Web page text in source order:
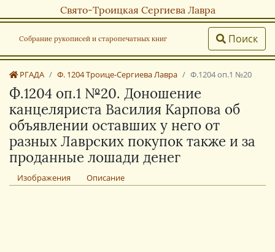
Свято-Троицкая Сергиева Лавра
Собрание рукописей и старопечатных книг Поиск
РГАДА Ф. 1204 Троице-Сергиева Лавра Ф.1204 оп.1 №20
Ф.1204 оп.1 №20. Доношение
канцеляриста Василия Карпова об
объявлении оставших у него от
разных Лаврских покупок также и за
проданные лошади денег
Изображения Описание